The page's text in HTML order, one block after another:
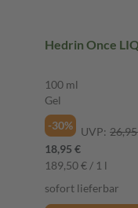
Hedrin Once
100 ml
Gel
-30%
UVP:
18,95 €
189,50 € / 1 l
sofort lieferbar